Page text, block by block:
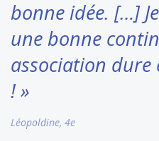
bonne idée. […]
une bonne
association dure
! »
Léopoldine, 4e